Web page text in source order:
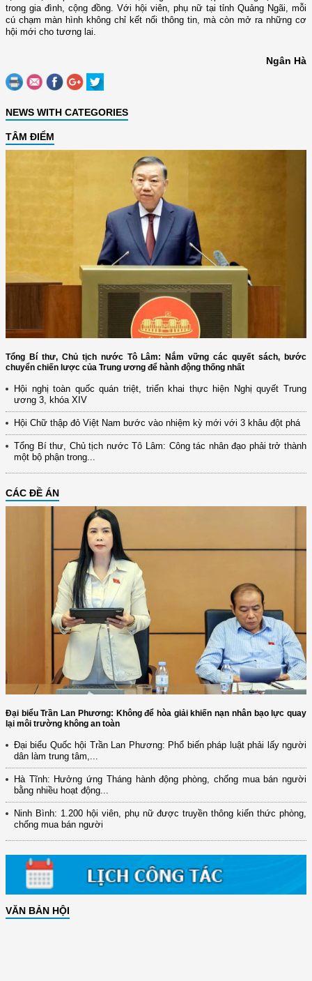
trong gia đình, cộng đồng. Với hội viên, phụ nữ tại tỉnh Quảng Ngãi, mỗi
cú chạm màn hình không chỉ kết nối thông tin, mà còn mở ra những cơ
hội mới cho tương lai.
Ngân Hà
NEWS WITH CATEGORIES
TÂM ĐIỂM
Tổng Bí thư, Chủ tịch nước Tô Lâm: Nắm vững các quyết sách, bước
chuyển chiến lược của Trung ương để hành động thống nhất
Hội nghị toàn quốc quán triệt, triển khai thực hiện Nghị quyết Trung
ương 3, khóa XIV
Hội Chữ thập đỏ Việt Nam bước vào nhiệm kỳ mới với 3 khâu đột phá
Tổng Bí thư, Chủ tịch nước Tô Lâm: Công tác nhân đạo phải trở thành
một bộ phận trong...
CÁC ĐỀ ÁN
Đại biểu Trần Lan Phương: Không để hòa giải khiến nạn nhân bạo lực quay
lại môi trường không an toàn
Đại biểu Quốc hội Trần Lan Phương: Phổ biến pháp luật phải lấy người
dân làm trung tâm,...
Hà Tĩnh: Hưởng ứng Tháng hành động phòng, chống mua bán người
bằng nhiều hoạt động...
Ninh Bình: 1.200 hội viên, phụ nữ được truyền thông kiến thức phòng,
chống mua bán người
VĂN BẢN HỘI